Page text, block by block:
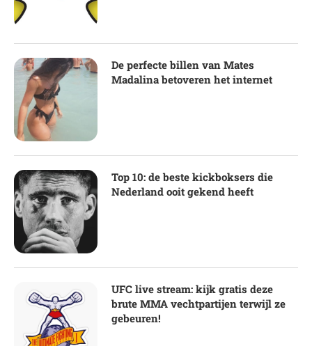
De perfecte billen van Mates
Madalina betoveren het internet
Top 10: de beste kickboksers die
Nederland ooit gekend heeft
UFC live stream: kijk gratis deze
brute MMA vechtpartijen terwijl ze
gebeuren!